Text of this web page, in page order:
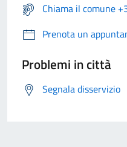
Chiama il comune
Prenota un
Problemi in città
Segnala disservizio